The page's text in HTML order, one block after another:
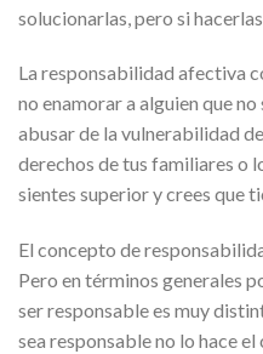
solucionarlas, pero si
La responsabilidad afectiva
no enamorar a alguien que
abusar de la vulnerabilidad
derechos de tus familiares o
sientes superior y crees que
El concepto de
Pero en términos generales
ser responsable es muy
sea responsable no lo hace